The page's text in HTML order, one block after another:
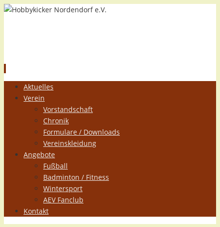
Zum
Inhalt
Aktuelles
Verein
Vorstandschaft
Chronik
Formulare / Downloads
Vereinskleidung
Angebote
Fußball
Badminton / Fitness
Wintersport
AEV Fanclub
Kontakt